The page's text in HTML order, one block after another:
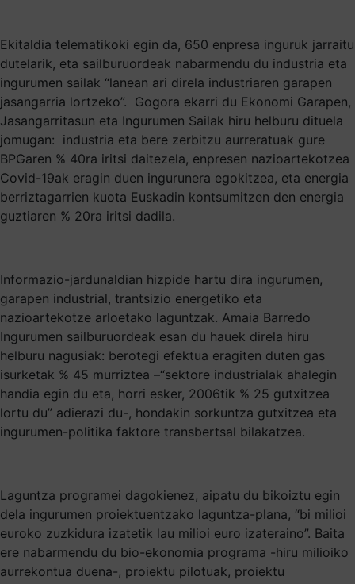
Ekitaldia telematikoki egin da, 650 enpresa inguruk jarraitu
dutelarik, eta sailburuordeak nabarmendu du industria eta
ingurumen sailak “lanean ari direla industriaren garapen
jasangarria lortzeko”. Gogora ekarri du Ekonomi Garapen,
Jasangarritasun eta Ingurumen Sailak hiru helburu dituela
jomugan: industria eta bere zerbitzu aurreratuak gure
BPGaren % 40ra iritsi daitezela, enpresen nazioartekotzea
Covid-19ak eragin duen ingurunera egokitzea, eta energia
berriztagarrien kuota Euskadin kontsumitzen den energia
guztiaren % 20ra iritsi dadila.
Informazio-jardunaldian hizpide hartu dira ingurumen,
garapen industrial, trantsizio energetiko eta
nazioartekotze arloetako laguntzak. Amaia Barredo
Ingurumen sailburuordeak esan du hauek direla hiru
helburu nagusiak: berotegi efektua eragiten duten gas
isurketak % 45 murriztea –“sektore industrialak ahalegin
handia egin du eta, horri esker, 2006tik % 25 gutxitzea
lortu du” adierazi du-, hondakin sorkuntza gutxitzea eta
ingurumen-politika faktore transbertsal bilakatzea.
Laguntza programei dagokienez, aipatu du bikoiztu egin
dela ingurumen proiektuentzako laguntza-plana, “bi milioi
euroko zuzkidura izatetik lau milioi euro izateraino”. Baita
ere nabarmendu du bio-ekonomia programa -hiru milioiko
aurrekontua duena-, proiektu pilotuak, proiektu